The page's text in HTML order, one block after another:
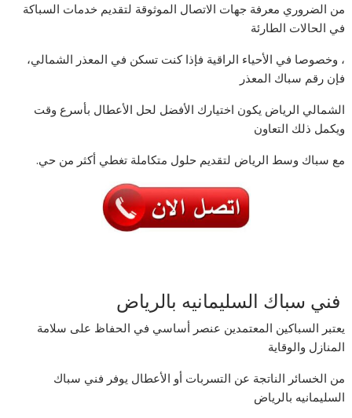
من الضروري معرفة جهات الاتصال الموثوقة لتقديم خدمات السباكة
في الحالات الطارئة
، وخصوصا في الأحياء الراقية فإذا كنت تسكن في المعذر الشمالي،
فإن رقم سباك المعذر
الشمالي الرياض يكون اختيارك الأفضل لحل الأعطال بأسرع وقت
ويكمل ذلك التعاون
مع سباك وسط الرياض لتقديم حلول متكاملة تغطي أكثر من حي.
فني سباك السليمانيه بالرياض
يعتبر السباكين المعتمدين عنصر أساسي في الحفاظ على سلامة
المنازل والوقاية
من الخسائر الناتجة عن التسربات أو الأعطال يوفر فني سباك
السليمانيه بالرياض